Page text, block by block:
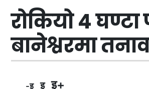
रोकियो ४ घण्टा
बानेश्वरमा
-इ इ इ+